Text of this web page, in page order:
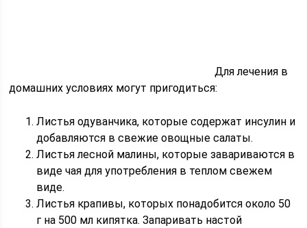
Для лечения в
домашних условиях могут пригодиться:
Листья одуванчика, которые содержат инсулин и
добавляются в свежие овощные салаты.
Листья лесной малины, которые завариваются в
виде чая для употребления в теплом свежем
виде.
Листья крапивы, которых понадобится около 50
г на 500 мл кипятка. Запаривать настой